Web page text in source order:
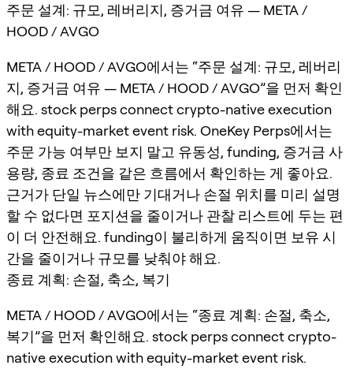
주문 설계: 규모, 레버리지, 증거금 여유 — META /
HOOD / AVGO
META / HOOD / AVGO에서는 “주문 설계: 규모, 레버리
지, 증거금 여유 — META / HOOD / AVGO”을 먼저 확인
해요. stock perps connect crypto-native execution
with equity-market event risk. OneKey Perps에서는
주문 가능 여부만 보지 말고 유동성, funding, 증거금 사
용량, 종료 조건을 같은 흐름에서 확인하는 게 좋아요.
근거가 단일 뉴스에만 기대거나 손절 위치를 미리 설명
할 수 없다면 포지션을 줄이거나 관찰 리스트에 두는 편
이 더 안전해요. funding이 불리하게 움직이면 보유 시
간을 줄이거나 규모를 낮춰야 해요.
종료 계획: 손절, 축소, 복기
META / HOOD / AVGO에서는 “종료 계획: 손절, 축소,
복기”을 먼저 확인해요. stock perps connect crypto-
native execution with equity-market event risk.